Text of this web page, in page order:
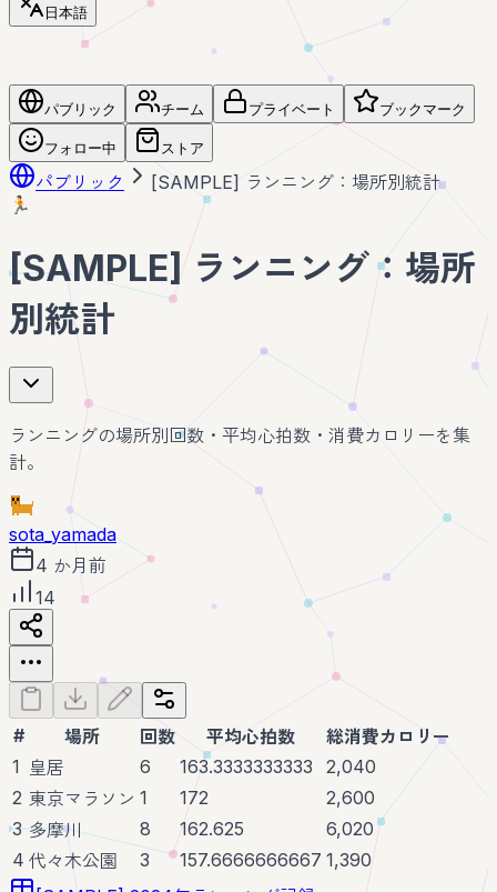
日本語
パブリック チーム プライベート ブックマーク
フォロー中 ストア
パブリック [SAMPLE] ランニング：場所別統計
🏃
[SAMPLE] ランニング：場所
別統計
ランニングの場所別回数・平均心拍数・消費カロリーを集
計。
sota_yamada
4 か月前
14
# 場所 回数 平均心拍数
総消費カロリー
1 皇居 6 163.3333333333
2,040
2 東京マラソン 1 172
2,600
3 多摩川 8 162.625
6,020
4 代々木公園 3 157.6666666667 1,390